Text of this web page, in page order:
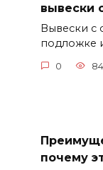
вывески
Вывески с
подложке
0
почему